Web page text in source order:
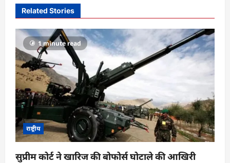
v
a
t
i
o
n
Related Stories
1 minute read
राष्ट्रीय
सुप्रीम कोर्ट ने खारिज की बोफोर्स घोटाले की आखिरी